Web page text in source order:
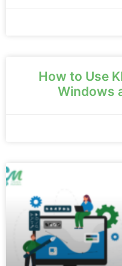
How to Use
Windows